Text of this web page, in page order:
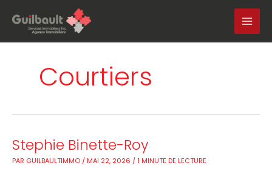
Courtiers
Stephie Binette-Roy
PAR GUILBAULTIMMO / MAI 22, 2026 / 1 MINUTE DE LECTURE
STEPHIE
BINETTE-
ROY